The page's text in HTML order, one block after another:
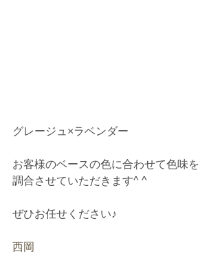
グレージュ×ラベンダー
お客様のベースの色に合わせて色味を
調合させていただきます^ ^
ぜひお任せください♪
西岡